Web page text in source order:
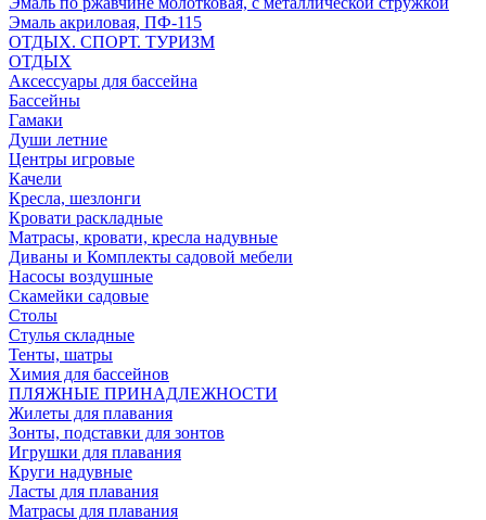
Эмаль акриловая, ПФ-115
ОТДЫХ. СПОРТ. ТУРИЗМ
ОТДЫХ
Аксессуары для бассейна
Бассейны
Гамаки
Души летние
Центры игровые
Качели
Кресла, шезлонги
Кровати раскладные
Матрасы, кровати, кресла надувные
Диваны и Комплекты садовой мебели
Насосы воздушные
Скамейки садовые
Столы
Стулья складные
Тенты, шатры
Химия для бассейнов
ПЛЯЖНЫЕ ПРИНАДЛЕЖНОСТИ
Жилеты для плавания
Зонты, подставки для зонтов
Игрушки для плавания
Круги надувные
Ласты для плавания
Матрасы для плавания